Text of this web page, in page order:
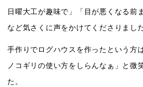
日曜大工が趣味で」「目が悪くなる前
など気さくに声をかけてくださりました
手作りでログハウスを作ったという方
ノコギリの使い方をしらんなぁ」と微
た。